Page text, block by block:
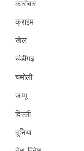
कारोबार
क्राइम
खेल
चंडीगढ़
चमोली
जम्मू
दिल्ली
दुनिया